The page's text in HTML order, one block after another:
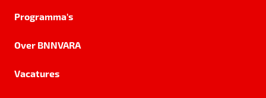
Programma's
Over BNNVARA
Vacatures